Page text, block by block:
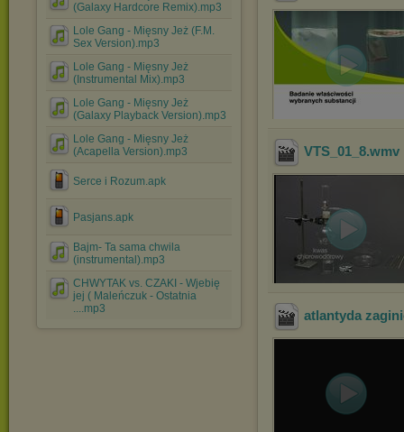
(Galaxy Hardcore Remix).mp3
Lole Gang - Mięsny Jeż (F.M.
Sex Version).mp3
Lole Gang - Mięsny Jeż
(Instrumental Mix).mp3
Lole Gang - Mięsny Jeż
(Galaxy Playback Version).mp3
Lole Gang - Mięsny Jeż
(Acapella Version).mp3
Serce i Rozum.apk
Pasjans.apk
Bajm- Ta sama chwila
(instrumental).mp3
CHWYTAK vs. CZAKI - Wjebię
jej ( Maleńczuk - Ostatnia
....mp3
VTS_01_8.wmv
atlantyda